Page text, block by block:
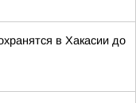
в Хакасии до